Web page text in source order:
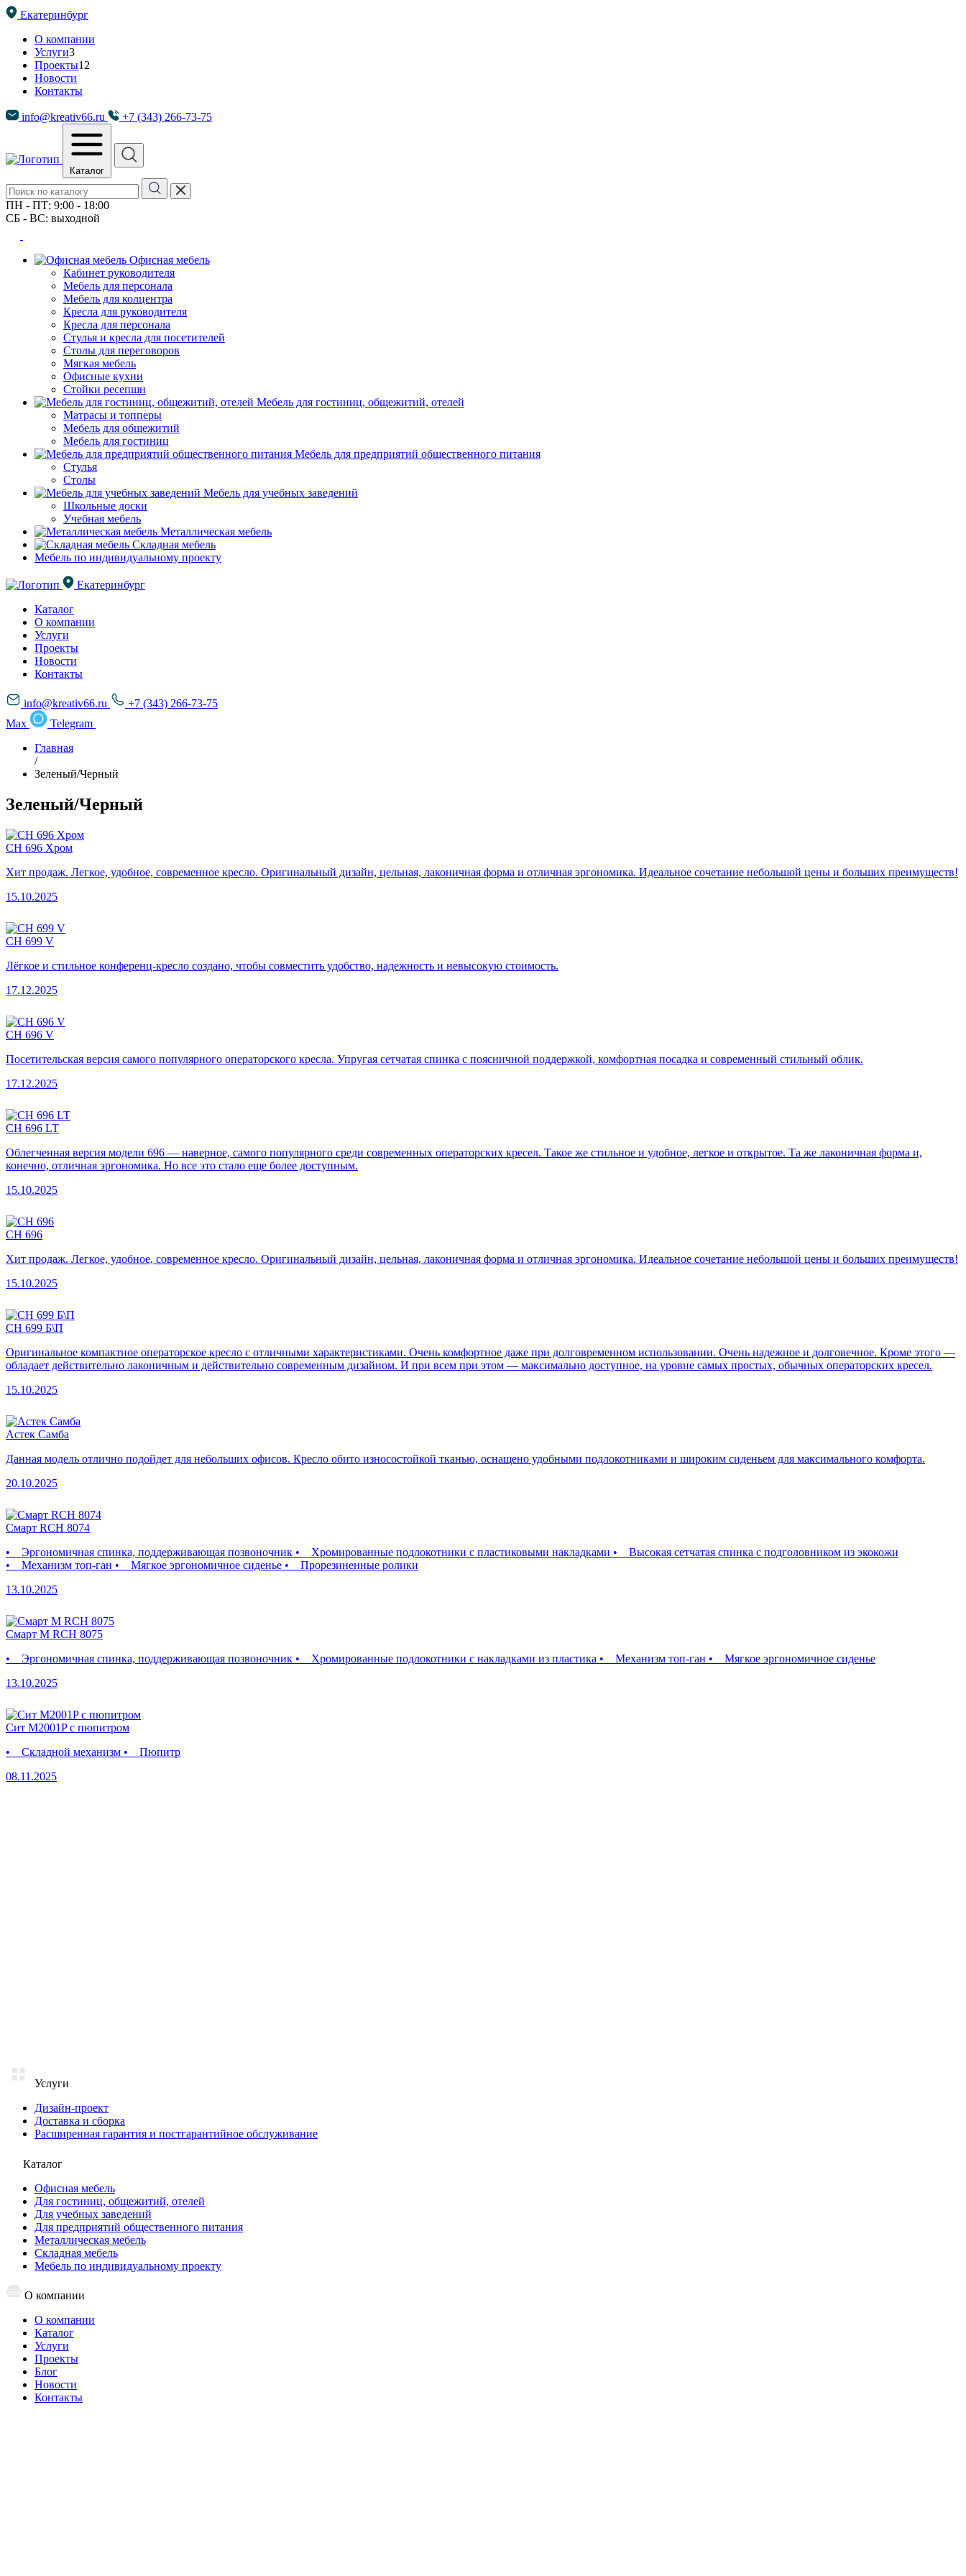
Екатеринбург
О компании
Услуги3
Проекты12
Новости
Контакты
info@kreativ66.ru +7 (343) 266-73-75
Каталог
ПН - ПТ: 9:00 - 18:00
СБ - ВС: выходной
Офисная мебель
Кабинет руководителя
Мебель для персонала
Мебель для колцентра
Кресла для руководителя
Кресла для персонала
Стулья и кресла для посетителей
Столы для переговоров
Мягкая мебель
Офисные кухни
Стойки ресепшн
Мебель для гостиниц, общежитий, отелей
Матрасы и топперы
Мебель для общежитий
Мебель для гостиниц
Мебель для предприятий общественного питания
Стулья
Столы
Мебель для учебных заведений
Школьные доски
Учебная мебель
Металлическая мебель
Складная мебель
Мебель по индивидуальному проекту
Екатеринбург
Каталог
О компании
Услуги
Проекты
Новости
Контакты
info@kreativ66.ru
+7 (343) 266-73-75
Max
Telegram
Главная
/
Зеленый/Черный
Зеленый/Черный
CH 696 Хром
Хит продаж. Легкое, удобное, современное кресло. Оригинальный дизайн, цельная, лаконичная форма и отличная эргономика. Идеальное сочетание небольшой цены и больших преимуществ!
15.10.2025
CH 699 V
Лёгкое и стильное конференц-кресло создано, чтобы совместить удобство, надежность и невысокую стоимость.
17.12.2025
CH 696 V
Посетительская версия самого популярного операторского кресла. Упругая сетчатая спинка с поясничной поддержкой, комфортная посадка и современный стильный облик.
17.12.2025
СН 696 LT
Облегченная версия модели 696 — наверное, самого популярного среди современных операторских кресел. Такое же стильное и удобное, легкое и открытое. Та же лаконичная форма и,
конечно, отличная эргономика. Но все это стало еще более доступным.
15.10.2025
CH 696
Хит продаж. Легкое, удобное, современное кресло. Оригинальный дизайн, цельная, лаконичная форма и отличная эргономика. Идеальное сочетание небольшой цены и больших преимуществ!
15.10.2025
CH 699 Б\П
Оригинальное компактное операторское кресло с отличными характеристиками. Очень комфортное даже при долговременном использовании. Очень надежное и долговечное. Кроме этого —
обладает действительно лаконичным и действительно современным дизайном. И при всем при этом — максимально доступное, на уровне самых простых, обычных операторских кресел.
15.10.2025
Астек Самба
Данная модель отлично подойдет для небольших офисов. Кресло обито износостойкой тканью, оснащено удобными подлокотниками и широким сиденьем для максимального комфорта.
20.10.2025
Смарт RCH 8074
• Эргономичная спинка, поддерживающая позвоночник • Хромированные подлокотники с пластиковыми накладками • Высокая сетчатая спинка с подголовником из экокожи
• Механизм топ-ган • Мягкое эргономичное сиденье • Прорезиненные ролики
13.10.2025
Смарт М RCH 8075
• Эргономичная спинка, поддерживающая позвоночник • Хромированные подлокотники с накладками из пластика • Механизм топ-ган • Мягкое эргономичное сиденье
13.10.2025
Сит M2001P с пюпитром
• Складной механизм • Пюпитр
08.11.2025
Услуги
Дизайн-проект
Доставка и сборка
Расширенная гарантия и постгарантийное обслуживание
Каталог
Офисная мебель
Для гостиниц, общежитий, отелей
Для учебных заведений
Для предприятий общественного питания
Металлическая мебель
Складная мебель
Мебель по индивидуальному проекту
О компании
О компании
Каталог
Услуги
Проекты
Блог
Новости
Контакты